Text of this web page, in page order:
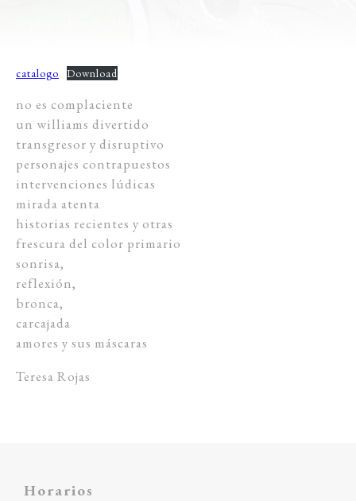
catalogo Download
no es complaciente
un williams divertido
transgresor y disruptivo
personajes contrapuestos
intervenciones lúdicas
mirada atenta
historias recientes y otras
frescura del color primario
sonrisa,
reflexión,
bronca,
carcajada
amores y sus máscaras
Teresa Rojas
Horarios